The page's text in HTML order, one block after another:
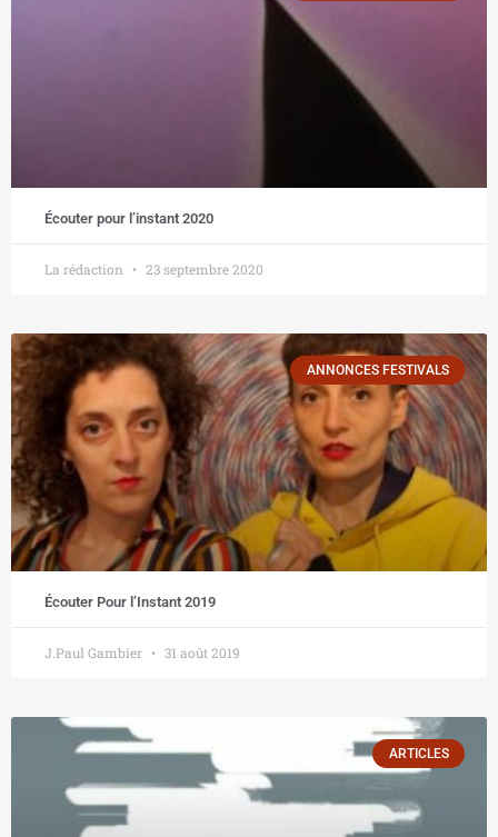
Écouter pour l’instant 2020
La rédaction 23 septembre 2020
ANNONCES FESTIVALS
Écouter Pour l’Instant 2019
J.Paul Gambier 31 août 2019
ARTICLES